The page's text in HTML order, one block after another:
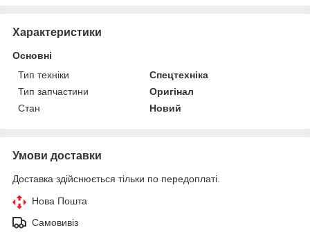
Характеристики
Основні
Тип техніки
Спецтехніка
Тип запчастини
Оригінал
Стан
Новий
Умови доставки
Доставка здійснюється тільки по передоплаті.
Нова Пошта
Самовивіз